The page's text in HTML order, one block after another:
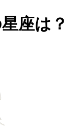
座は？